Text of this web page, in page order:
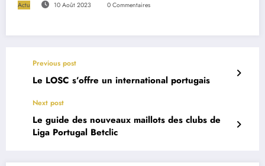
Actu 10 Août 2023 0 Commentaires
Previous post
Le LOSC s’offre un international portugais
Next post
Le guide des nouveaux maillots des clubs de
Liga Portugal Betclic